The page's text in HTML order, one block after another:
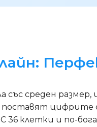
със среден
цифрите
С 36 клетки и по-